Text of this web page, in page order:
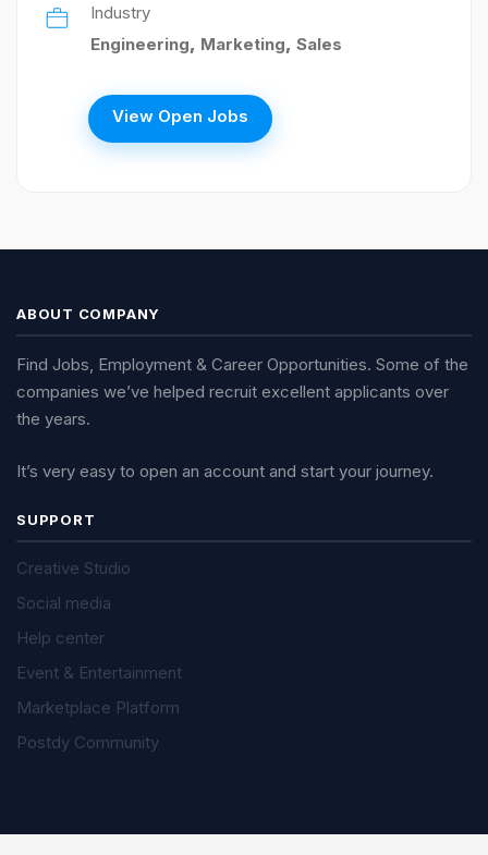
Industry
Engineering, Marketing, Sales
View Open Jobs
ABOUT COMPANY
Find Jobs, Employment & Career Opportunities. Some of the
companies we’ve helped recruit excellent applicants over
the years.
It’s very easy to open an account and start your journey.
SUPPORT
Creative Studio
Social media
Help center
Event & Entertainment
Marketplace Platform
Postdy Community